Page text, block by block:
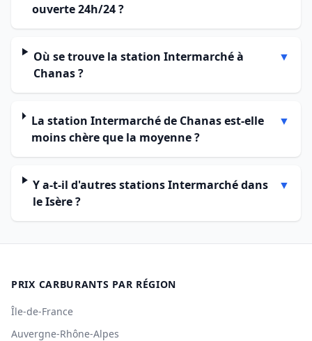
ouverte 24h/24 ?
Où se trouve la station Intermarché à
Chanas ?
▼
La station Intermarché de Chanas est-elle
moins chère que la moyenne ?
▼
Y a-t-il d'autres stations Intermarché dans
le Isère ?
▼
PRIX CARBURANTS PAR RÉGION
Île-de-France
Auvergne-Rhône-Alpes